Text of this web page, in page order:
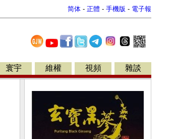
简体 - 正體 - 手機版 - 電子報
寰宇 維權 視頻 雜談